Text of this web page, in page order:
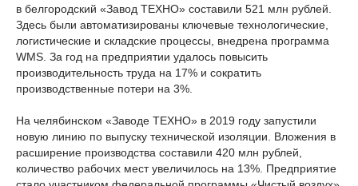
в белгородский «Завод ТЕХНО» составили 521 млн рублей.
Здесь были автоматизированы ключевые технологические,
логистические и складские процессы, внедрена программа
WMS. За год на предприятии удалось повысить
производительность труда на 17% и сократить
производственные потери на 3%.
На челябинском «Заводе ТЕХНО» в 2019 году запустили
новую линию по выпуску технической изоляции. Вложения в
расширение производства составили 420 млн рублей,
количество рабочих мест увеличилось на 13%. Предприятие